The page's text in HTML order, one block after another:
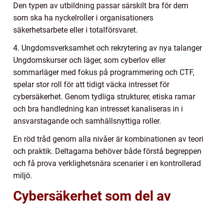
Den typen av utbildning passar särskilt bra för dem
som ska ha nyckelroller i organisationers
säkerhetsarbete eller i totalförsvaret.
4. Ungdomsverksamhet och rekrytering av nya talanger
Ungdomskurser och läger, som cyberlov eller
sommarläger med fokus på programmering och CTF,
spelar stor roll för att tidigt väcka intresset för
cybersäkerhet. Genom tydliga strukturer, etiska ramar
och bra handledning kan intresset kanaliseras in i
ansvarstagande och samhällsnyttiga roller.
En röd tråd genom alla nivåer är kombinationen av teori
och praktik. Deltagarna behöver både förstå begreppen
och få prova verklighetsnära scenarier i en kontrollerad
miljö.
Cybersäkerhet som del av